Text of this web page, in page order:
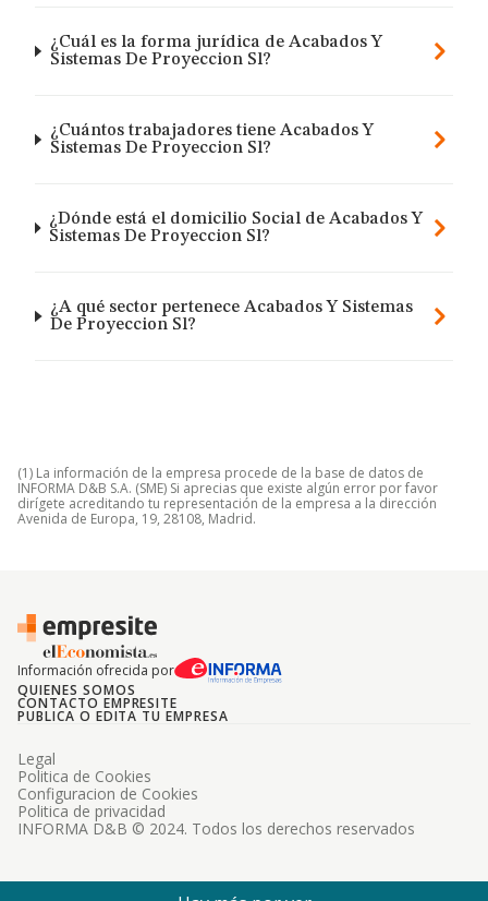
¿Cuál es la forma jurídica de Acabados Y
Sistemas De Proyeccion Sl?
¿Cuántos trabajadores tiene Acabados Y
Sistemas De Proyeccion Sl?
¿Dónde está el domicilio Social de Acabados Y
Sistemas De Proyeccion Sl?
¿A qué sector pertenece Acabados Y Sistemas
De Proyeccion Sl?
(1) La información de la empresa procede de la base de datos de
INFORMA D&B S.A. (SME) Si aprecias que existe algún error por favor
dirígete acreditando tu representación de la empresa a la dirección
Avenida de Europa, 19, 28108, Madrid.
Información ofrecida por
QUIENES SOMOS
CONTACTO EMPRESITE
PUBLICA O EDITA TU EMPRESA
INFORMA D&B © 2024. Todos los derechos reservados
Legal
Politica de Cookies
Configuracion de Cookies
Politica de privacidad